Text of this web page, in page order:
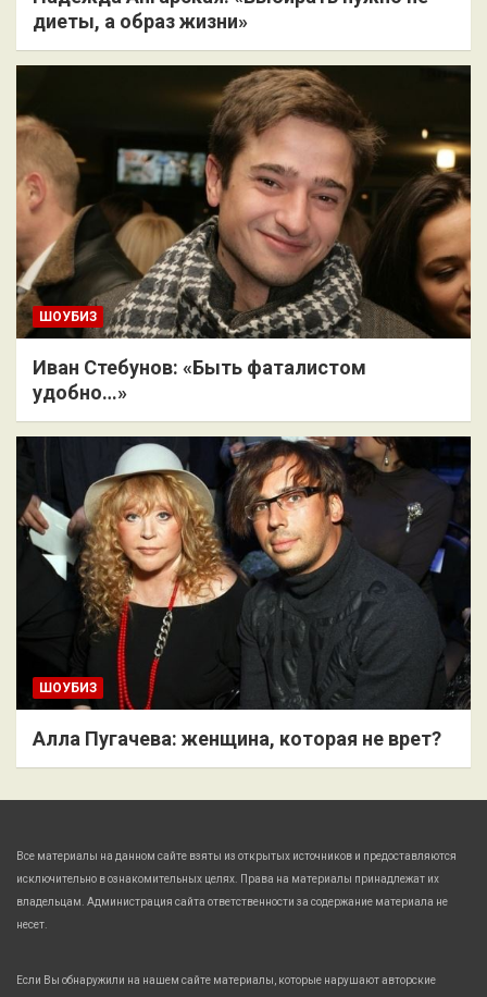
диеты, а образ жизни»
ШОУБИЗ
Иван Стебунов: «Быть фаталистом
удобно…»
ШОУБИЗ
Алла Пугачева: женщина, которая не врет?
Все материалы на данном сайте взяты из открытых источников и предоставляются
исключительно в ознакомительных целях. Права на материалы принадлежат их
владельцам. Администрация сайта ответственности за содержание материала не
несет.
Если Вы обнаружили на нашем сайте материалы, которые нарушают авторские